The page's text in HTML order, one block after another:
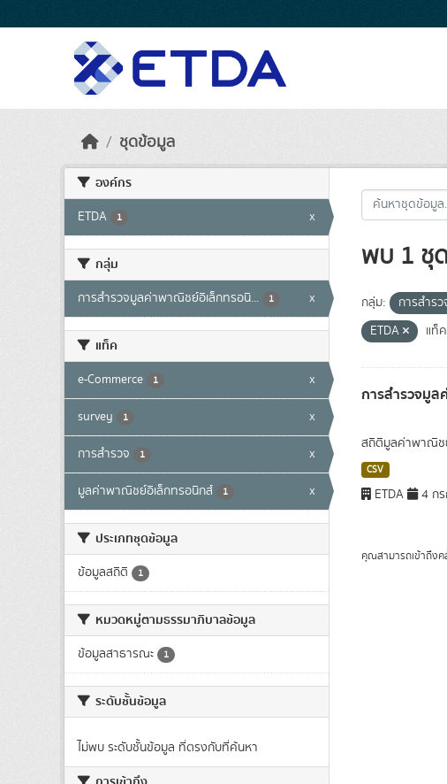
ชุดข้อมูล
องค์กร
ETDA 1 x
กลุ่ม
การสำรวจมูลค่าพาณิชย์อิเล็กทรอนิ... 1 x
แท็ค
e-Commerce 1 x
survey 1 x
การสำรวจ 1 x
มูลค่าพาณิชย์อิเล็กทรอนิกส์ 1 x
ประเภทชุดข้อมูล
ข้อมูลสถิติ 1
หมวดหมู่ตามธรรมาภิบาลข้อมูล
ข้อมูลสาธารณะ 1
ระดับชั้นข้อมูล
ไม่พบ ระดับชั้นข้อมูล ที่ตรงกับที่ค้นหา
พบ 1 ชุ
กลุ่ม: การสำร
ETDA
แท็
การสำรวจมู
สถิติมูลค่าพาณิชย์
CSV
ETDA 4 กร
คุณสามารถเข้าถึง